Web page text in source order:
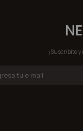
¡Suscribite